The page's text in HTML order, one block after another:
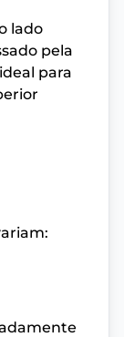
lado
pela
para